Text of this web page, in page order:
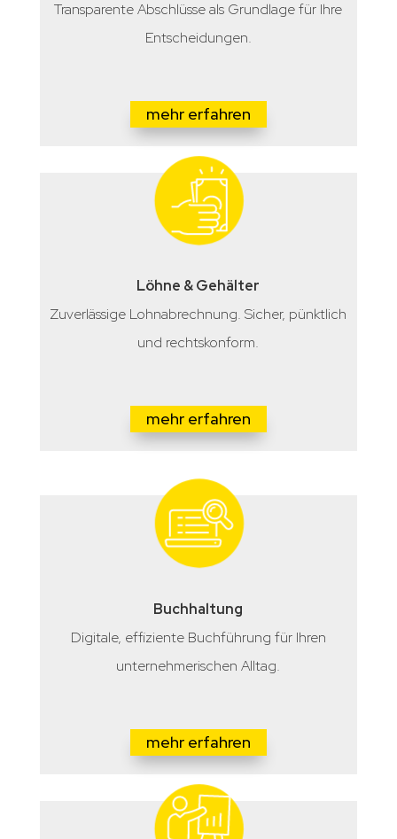
Transparente Abschlüsse als Grundlage für Ihre
Entscheidungen.
mehr erfahren
Löhne & Gehälter
Zuverlässige Lohnabrechnung. Sicher, pünktlich
und rechtskonform.
mehr erfahren
Buchhaltung
Digitale, effiziente Buchführung für Ihren
unternehmerischen Alltag.
mehr erfahren